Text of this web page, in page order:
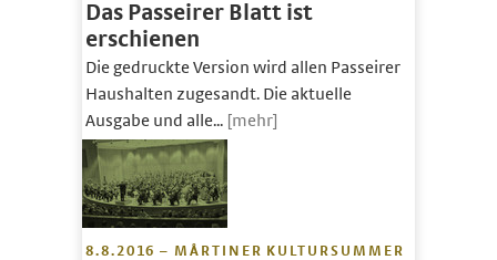
Das Passeirer Blatt ist
erschienen
Die gedruckte Version wird allen Passeirer
Haushalten zugesandt. Die aktuelle
Ausgabe und alle... [mehr]
8.8.2016 – MÅRTINER KULTURSUMMER